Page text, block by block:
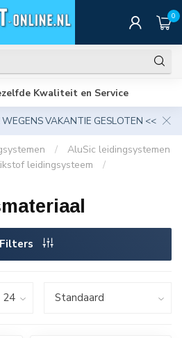
0
Kwaliteit en Service
VAKANTIE GESLOTEN <<
/
AluSic leidingsystemen
leidingsysteem
/
Filters